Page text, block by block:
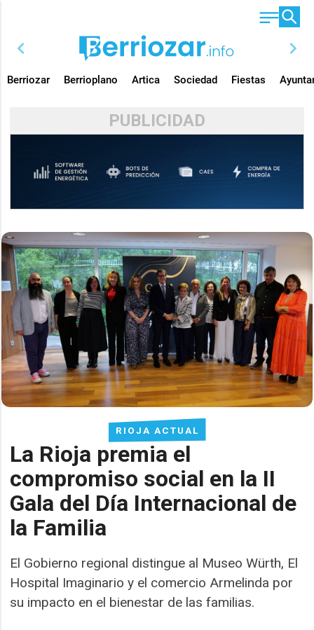
chevron_left chevron_right
Berriozar Berrioplano Artica Sociedad Fiestas
PUBLICIDAD
RIOJA ACTUAL
La Rioja premia el
compromiso social en la II
Gala del Día Internacional de
la Familia
El Gobierno regional distingue al Museo Würth, El
Hospital Imaginario y el comercio Armelinda por
su impacto en el bienestar de las familias.